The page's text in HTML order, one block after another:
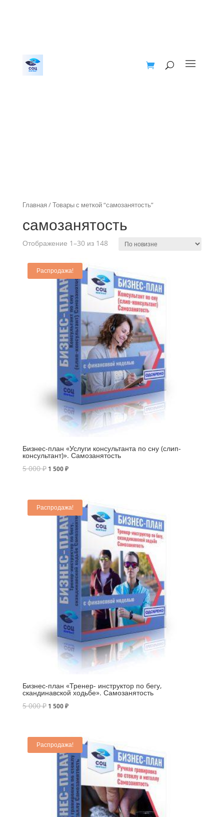
Главная / Товары с меткой “самозанятость”
самозанятость
Отображение 1–30 из 148
Распродажа!
Бизнес-план «Услуги консультанта по сну (слип-
консультант)». Самозанятость
5 000₽ 1 500₽
Распродажа!
Бизнес-план «Тренер- инструктор по бегу,
скандинавской ходьбе». Самозанятость
5 000₽ 1 500₽
Распродажа!